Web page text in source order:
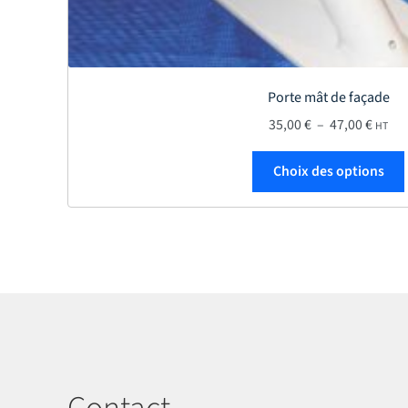
Porte mât de façade
35,00€ – 47,00€Plage
HT
Choix des options